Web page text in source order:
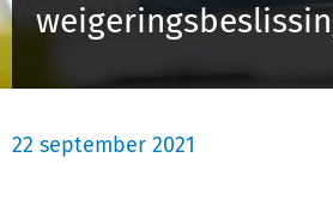
Over ons
22 september 2021